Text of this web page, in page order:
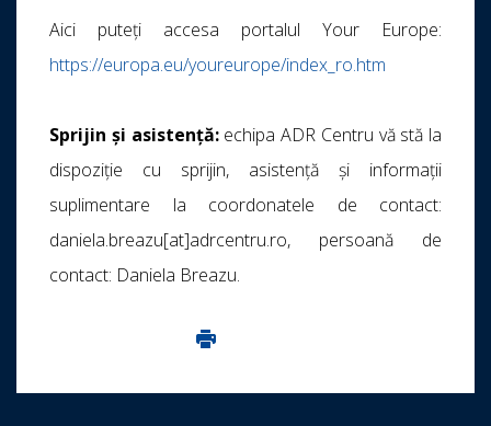
Aici puteți accesa portalul Your Europe:
https://europa.eu/youreurope/index_ro.htm
Sprijin și asistență:echipa ADR Centru vă stă la
dispoziție cu sprijin, asistență și informații
suplimentare la coordonatele de contact:
daniela.breazu[at]adrcentru.ro, persoană de
contact: Daniela Breazu.
Imprima aceasta pagina